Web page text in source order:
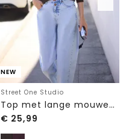
NEW
Street One Studio
Top met lange mouwen, V-hals en kant
€ 25,99